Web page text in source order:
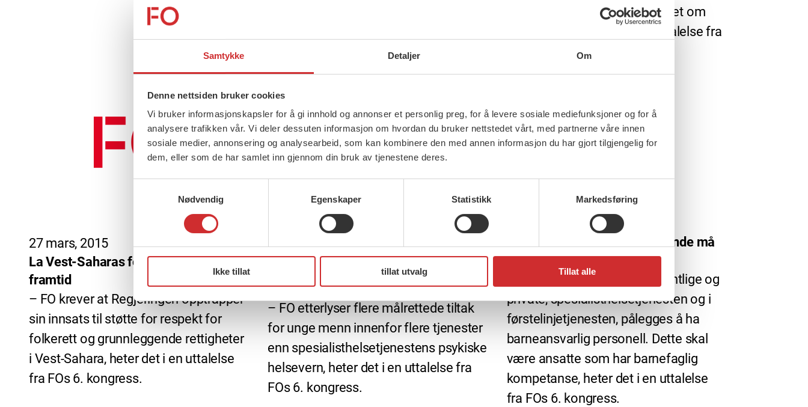
Samtykke Detaljer Om
Denne nettsiden bruker cookies
Vi bruker informasjonskapsler for å gi innhold og annonser et personlig preg, for å levere sosiale mediefunksjoner og for å
analysere trafikken vår. Vi deler dessuten informasjon om hvordan du bruker nettstedet vårt, med partnerne våre innen
sosiale medier, annonsering og analysearbeid, som kan kombinere den med annen informasjon du har gjort tilgjengelig for
dem, eller som de har samlet inn gjennom din bruk av tjenestene deres.
Nødvendig
Egenskaper Statistikk Markedsføring
Ikke tillat tillat utvalg Tillat alle
kravet om beklagelse og kravet om
oppreisning, heter det i en uttalelse fra
FOs 6. kongress.
27 mars, 2015
La Vest-Saharas folk få velge sin
framtid
– FO krever at Regjeringen opptrapper
sin innsats til støtte for respekt for
folkerett og grunnleggende rettigheter
i Vest-Sahara, heter det i en uttalelse
fra FOs 6. kongress.
27 mars, 2015
Prioriter selvmordsforebygging i
barnevernssektoren og tilknyttede
hjelpetjenester
– FO etterlyser flere målrettede tiltak
for unge menn innenfor flere tjenester
enn spesialisthelsetjenestens psykiske
helsevern, heter det i en uttalelse fra
FOs 6. kongress.
Barns rettigheter som pårørende må
sikres
– Alle helseinstitusjoner, offentlige og
private, spesialisthelsetjenesten og i
førstelinjetjenesten, pålegges å ha
barneansvarlig personell. Dette skal
være ansatte som har barnefaglig
kompetanse, heter det i en uttalelse
fra FOs 6. kongress.